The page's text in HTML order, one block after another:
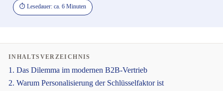
⏱️ Lese­dau­er: ca. 6 Minuten
INHALTSVERZEICHNIS
1. Das Dilem­ma im moder­nen B2B-Vertrieb
2. War­um Per­so­na­li­sie­rung der Schlüs­sel­fak­tor ist